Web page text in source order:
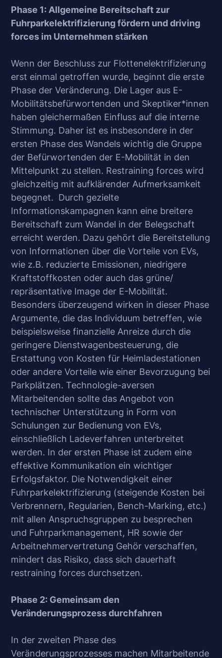
Phase 1: Allgemeine Bereitschaft zur
Fuhrparkelektrifizierung fördern und driving
forces im Unternehmen stärken
Wenn der Beschluss zur Flottenelektrifizierung
erst einmal getroffen wurde, beginnt die erste
Phase der Veränderung. Die Lager aus E-
Mobilitätsbefürwortenden und Skeptiker*innen
haben gleichermaßen Einfluss auf die interne
Stimmung. Daher ist es insbesondere in der
ersten Phase des Wandels wichtig die Gruppe
der Befürwortenden der E-Mobilität in den
Mittelpunkt zu stellen. Restraining forces wird
gleichzeitig mit aufklärender Aufmerksamkeit
begegnet. Durch gezielte
Informationskampagnen kann eine breitere
Bereitschaft zum Wandel in der Belegschaft
erreicht werden. Dazu gehört die Bereitstellung
von Informationen über die Vorteile von EVs,
wie z.B. reduzierte Emissionen, niedrigere
Kraftstoffkosten oder auch das grüne/
repräsentative Image der E-Mobilität.
Besonders überzeugend wirken in dieser Phase
Argumente, die das Individuum betreffen, wie
beispielsweise finanzielle Anreize durch die
geringere Dienstwagenbesteuerung, die
Erstattung von Kosten für Heimladestationen
oder andere Vorteile wie einer Bevorzugung bei
Parkplätzen. Technologie-aversen
Mitarbeitenden sollte das Angebot von
technischer Unterstützung in Form von
Schulungen zur Bedienung von EVs,
einschließlich Ladeverfahren unterbreitet
werden. In der ersten Phase ist zudem eine
effektive Kommunikation ein wichtiger
Erfolgsfaktor. Die Notwendigkeit einer
Fuhrparkelektrifizierung (steigende Kosten bei
Verbrennern, Regularien, Bench-Marking, etc.)
mit allen Anspruchsgruppen zu besprechen
und Fuhrparkmanagement, HR sowie der
Arbeitnehmervertretung Gehör verschaffen,
mindert das Risiko, dass sich dauerhaft
restraining forces durchsetzen.
Phase 2: Gemeinsam den
Veränderungsprozess durchfahren
In der zweiten Phase des
Veränderungsprozesses machen Mitarbeitende